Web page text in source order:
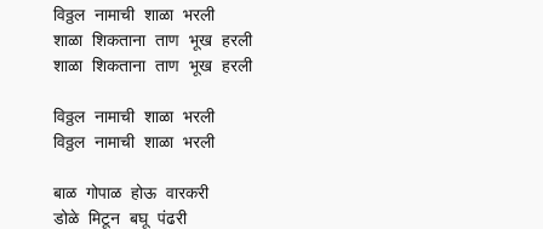
विठ्ठल नामाची शाळा भरली
शाळा शिकताना ताण भूख हरली
शाळा शिकताना ताण भूख हरली
विठ्ठल नामाची शाळा भरली
विठ्ठल नामाची शाळा भरली
बाळ गोपाळ होऊ वारकरी
डोळे मिटून बघू पंढरी